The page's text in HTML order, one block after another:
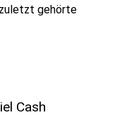
gehörte
Cash